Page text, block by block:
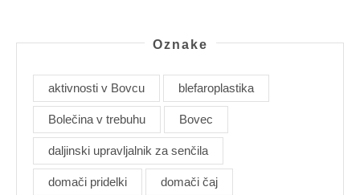
Oznake
aktivnosti v Bovcu blefaroplastika
Bolečina v trebuhu Bovec
daljinski upravljalnik za senčila
domači pridelki domači čaj